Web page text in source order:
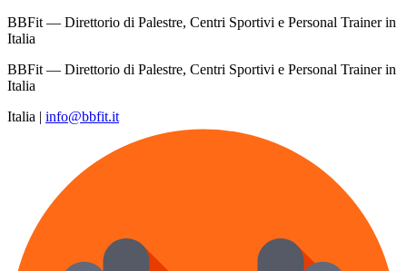
BBFit — Direttorio di Palestre, Centri Sportivi e Personal Trainer in
Italia
BBFit — Direttorio di Palestre, Centri Sportivi e Personal Trainer in
Italia
Italia | info@bbfit.it